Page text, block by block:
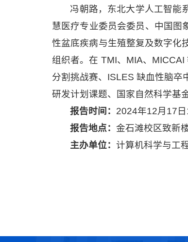
冯朝路，东北大学人工智能
慧医疗专业委员会委员、中国图
性盆底疾病与生殖整复及数字化
组织者。在 TMI、MIA、
分割挑战赛、ISLES 缺血性脑卒
研发计划课题、国家自然科学基
报告时间： 2024年12月17
报告地点：金石滩校区致新
主办单位：计算机科学与工